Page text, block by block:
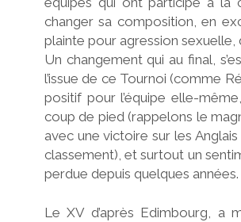
changer sa composition, en
plainte pour agression
Un changement qui au final,
l’issue de ce Tournoi (comme
positif pour l’équipe elle-
coup de pied (rappelons le
avec une victoire sur les
classement), et surtout un
perdue depuis quelques années.
Le XV d’après Edimbourg, a